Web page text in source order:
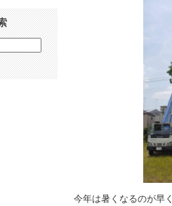
今年は暑くなるのが早